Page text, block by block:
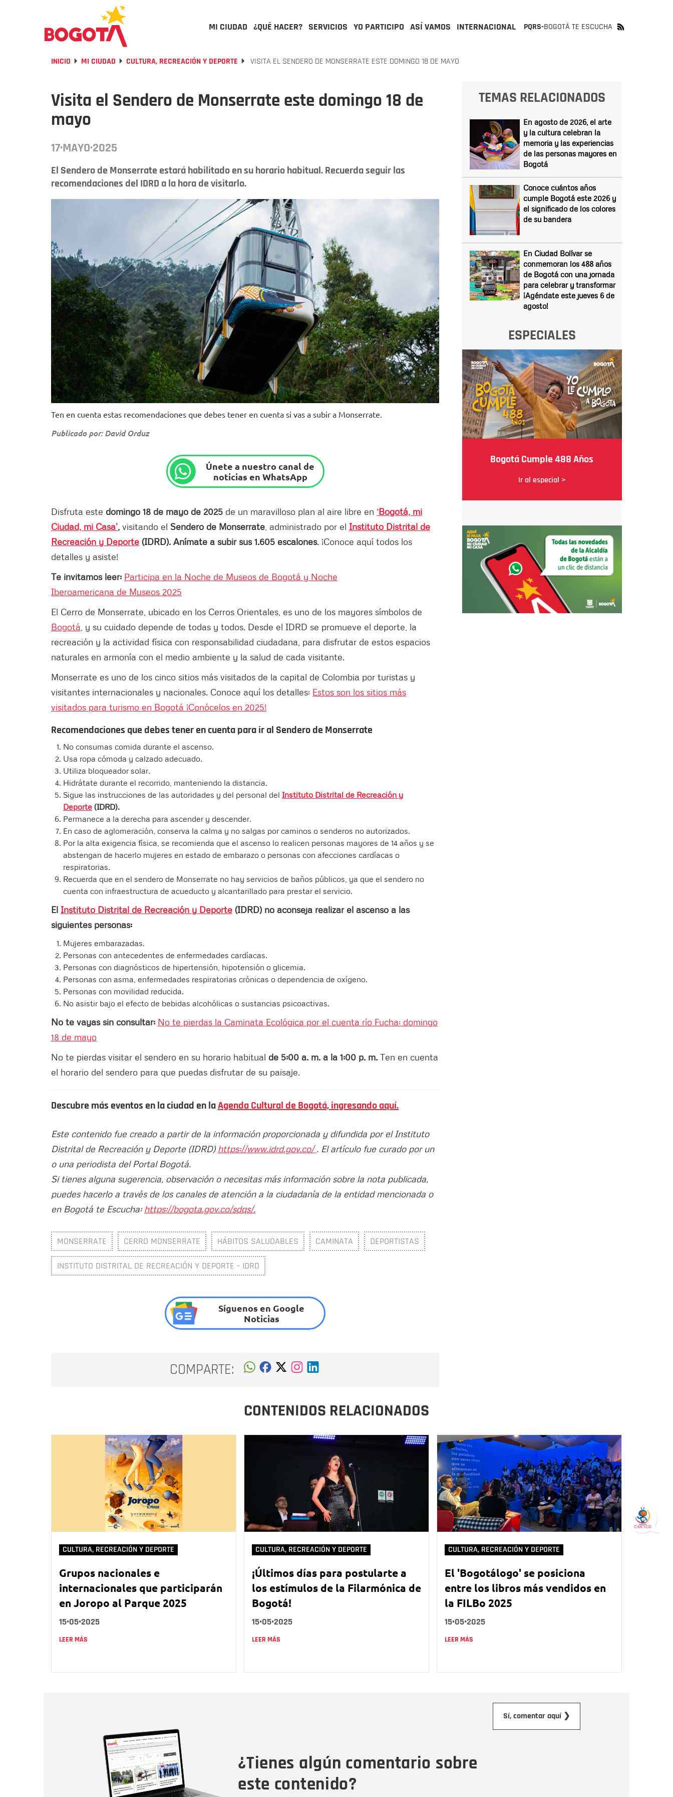
MI CIUDAD ¿QUÉ HACER? SERVICIOS YO PARTICIPO ASÍ VAMOS INTERNACIONAL PQRS-BOGOTÁ TE ESCUCHA
INICIO MI CIUDAD CULTURA, RECREACIÓN Y DEPORTE VISITA EL SENDERO DE MONSERRATE ESTE DOMINGO 18 DE MAYO
Visita el Sendero de Monserrate este domingo 18 de
mayo
17·MAYO·2025
El Sendero de Monserrate estará habilitado en su horario habitual. Recuerda seguir las
recomendaciones del IDRD a la hora de visitarlo.
Foto: IDRD
Ten en cuenta estas recomendaciones que debes tener en cuenta si vas a subir a Monserrate.
Publicado por: David Orduz
Únete a nuestro canal de
noticias en WhatsApp
Disfruta este domingo 18 de mayo de 2025 de un maravilloso plan al aire libre en ‘Bogotá, mi
Ciudad, mi Casa’, visitando el Sendero de Monserrate , administrado por el Instituto Distrital de
Recreación y Deporte (IDRD). Anímate a subir sus 1.605 escalones. ¡Conoce aquí todos los
detalles y asiste!
Te invitamos leer: Participa en la Noche de Museos de Bogotá y Noche
Iberoamericana de Museos 2025
El Cerro de Monserrate, ubicado en los Cerros Orientales, es uno de los mayores símbolos de
Bogotá , y su cuidado depende de todas y todos. Desde el IDRD se promueve el deporte, la
recreación y la actividad física con responsabilidad ciudadana, para disfrutar de estos espacios
naturales en armonía con el medio ambiente y la salud de cada visitante.
Monserrate es uno de los cinco sitios más visitados de la capital de Colombia por turistas y
visitantes internacionales y nacionales. Conoce aquí los detalles: Estos son los sitios más
visitados para turismo en Bogotá ¡Conócelos en 2025!
Recomendaciones que debes tener en cuenta para ir al Sendero de Monserrate
No consumas comida durante el ascenso.
Usa ropa cómoda y calzado adecuado.
Utiliza bloqueador solar.
Hidrátate durante el recorrido, manteniendo la distancia.
Sigue las instrucciones de las autoridades y del personal del Instituto Distrital de Recreación y
Deporte (IDRD).
Permanece a la derecha para ascender y descender.
En caso de aglomeración, conserva la calma y no salgas por caminos o senderos no autorizados.
Por la alta exigencia física, se recomienda que el ascenso lo realicen personas mayores de 14 años y se
abstengan de hacerlo mujeres en estado de embarazo o personas con afecciones cardíacas o
respiratorias.
Recuerda que en el sendero de Monserrate no hay servicios de baños públicos, ya que el sendero no
cuenta con infraestructura de acueducto y alcantarillado para prestar el servicio.
El Instituto Distrital de Recreación y Deporte (IDRD) no aconseja realizar el ascenso a las
siguientes personas:
Mujeres embarazadas.
Personas con antecedentes de enfermedades cardíacas.
Personas con diagnósticos de hipertensión, hipotensión o glicemia.
Personas con asma, enfermedades respiratorias crónicas o dependencia de oxígeno.
Personas con movilidad reducida.
No asistir bajo el efecto de bebidas alcohólicas o sustancias psicoactivas.
No te vayas sin consultar: No te pierdas la Caminata Ecológica por el cuenta río Fucha: domingo
18 de mayo
No te pierdas visitar el sendero en su horario habitual de 5:00 a. m. a la 1:00 p. m. Ten en cuenta
el horario del sendero para que puedas disfrutar de su paisaje.
Descubre más eventos en la ciudad en laAgenda Cultural de Bogotá, ingresando aquí.
Este contenido fue creado a partir de la información proporcionada y difundida por el Instituto
Distrital de Recreación y Deporte (IDRD) https://www.idrd.gov.co/. El artículo fue curado por un
o una periodista del Portal Bogotá.
Si tienes alguna sugerencia, observación o necesitas más información sobre la nota publicada,
puedes hacerlo a través de los canales de atención a la ciudadanía de la entidad mencionada o
en Bogotá te Escucha: https://bogota.gov.co/sdqs/.
MONSERRATE CERRO MONSERRATE HÁBITOS SALUDABLES CAMINATA DEPORTISTAS
INSTITUTO DISTRITAL DE RECREACIÓN Y DEPORTE - IDRD
Síguenos en Google
Noticias
COMPARTE:
TEMAS RELACIONADOS
En agosto de 2026, el arte
y la cultura celebran la
memoria y las experiencias
de las personas mayores en
Bogotá
Conoce cuántos años
cumple Bogotá este 2026 y
el significado de los colores
de su bandera
En Ciudad Bolívar se
conmemoran los 488 años
de Bogotá con una jornada
para celebrar y transformar
¡Agéndate este jueves 6 de
agosto!
ESPECIALES
Bogotá Cumple 488 Años
Ir al especial >
CONTENIDOS RELACIONADOS
CULTURA, RECREACIÓN Y DEPORTE
Grupos nacionales e
internacionales que participarán
en Joropo al Parque 2025
15•05•2025
LEER MÁS
CULTURA, RECREACIÓN Y DEPORTE
¡Últimos días para postularte a
los estímulos de la Filarmónica de
Bogotá!
15•05•2025
LEER MÁS
CULTURA, RECREACIÓN Y DEPORTE
El 'Bogotálogo' se posiciona
entre los libros más vendidos en
la FILBo 2025
15•05•2025
LEER MÁS
¿Tienes algún comentario sobre
este contenido?
Sí, comentar aquí ❯